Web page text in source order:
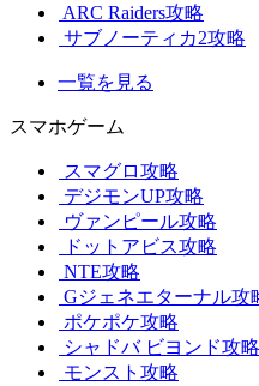
ARC Raiders攻略
サブノーティカ2攻略
一覧を見る
スマホゲーム
スマグロ攻略
デジモンUP攻略
ヴァンピール攻略
ドットアビス攻略
NTE攻略
Gジェネエターナル攻
ポケポケ攻略
シャドバ ビヨンド攻略
モンスト攻略